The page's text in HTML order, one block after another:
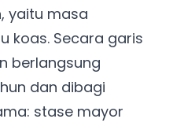
yaitu masa
koas. Secara garis
berlangsung
dan dibagi
stase mayor